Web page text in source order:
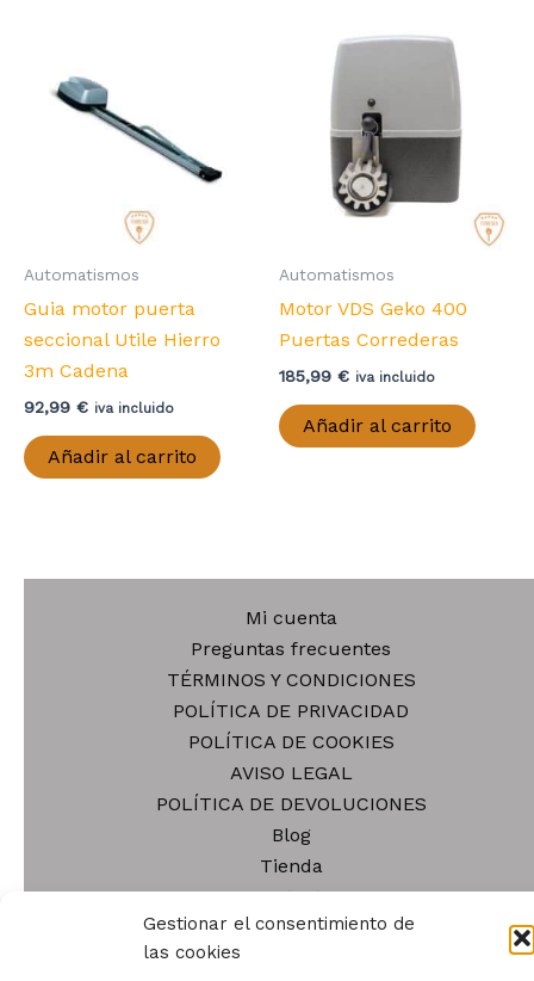
Gestionar el consentimiento de
las cookies
Automatismos
Guia motor puerta
seccional Utile Hierro
3m Cadena
92,99 € iva incluido
Añadir al carrito
Automatismos
Motor VDS Geko 400
Puertas Correderas
185,99 € iva incluido
Añadir al carrito
Mi cuenta
Preguntas frecuentes
TÉRMINOS Y CONDICIONES
POLÍTICA DE PRIVACIDAD
POLÍTICA DE COOKIES
AVISO LEGAL
POLÍTICA DE DEVOLUCIONES
Blog
Tienda
Contacto
Quiénes somos